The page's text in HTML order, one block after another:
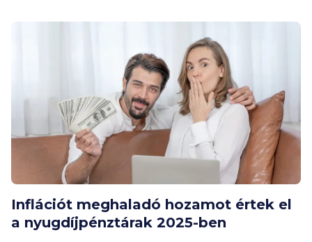
Inflációt meghaladó hozamot értek el
a nyugdíjpénztárak 2025-ben